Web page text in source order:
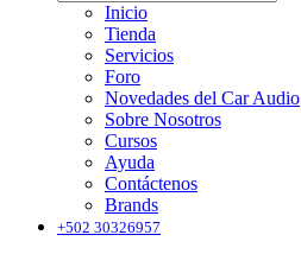
Inicio
Tienda
Servicios
Foro
Novedades del Car Audio
Sobre Nosotros
Cursos
Ayuda
Contáctenos
Brands
+502 30326957